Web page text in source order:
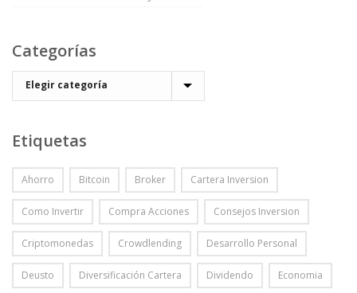
Categorías
Etiquetas
Ahorro Bitcoin Broker Cartera Inversion
Como Invertir Compra Acciones Consejos Inversion
Criptomonedas Crowdlending Desarrollo Personal
Deusto Diversificación Cartera Dividendo Economia